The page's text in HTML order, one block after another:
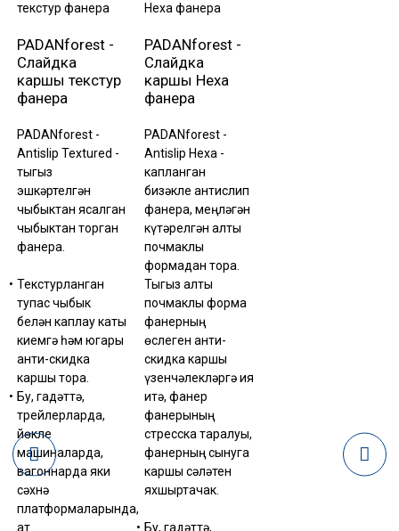
PADANforest -
Слайдка
каршы текстур
фанера
PADANforest -
Antislip Textured -
тыгыз
эшкәртелгән
чыбыктан ясалган
чыбыктан торган
фанера.
Текстурланган
тупас чыбык
белән каплау каты
киемгә һәм югары
анти-скидка
каршы тора.
Бу, гадәттә,
трейлерларда,
йөкле
машиналарда,
вагоннарда яки
сәхнә
платформаларында,
ат
PADANforest -
Слайдка
каршы Hexa
фанера
PADANforest -
Antislip Hexa -
капланган
бизәкле антислип
фанера, меңләгән
күтәрелгән алты
почмаклы
формадан тора.
Тыгыз алты
почмаклы форма
фанерның
өслеген анти-
скидка каршы
үзенчәлекләргә ия
итә, фанер
фанерының
стресска таралуы,
фанерның сынуга
каршы сәләтен
яхшыртачак.
Бу, гадәттә,